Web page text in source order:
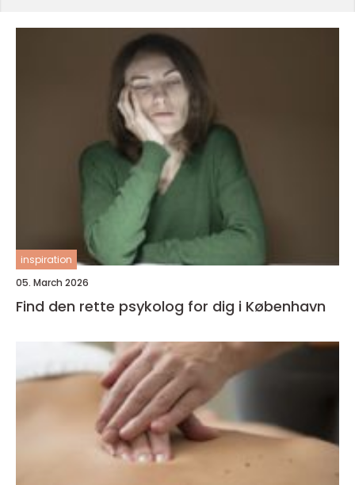
inspiration
05. March 2026
Find den rette psykolog for dig i København